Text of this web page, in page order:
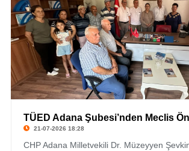
TÜED Adana Şubesi’nden Meclis
21-07-2026 18:28
CHP Adana Milletvekili Dr. Müzeyyen